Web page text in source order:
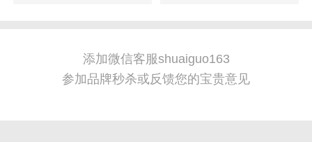
添加微信客服shuaiguo163
参加品牌秒杀或反馈您的宝贵意见